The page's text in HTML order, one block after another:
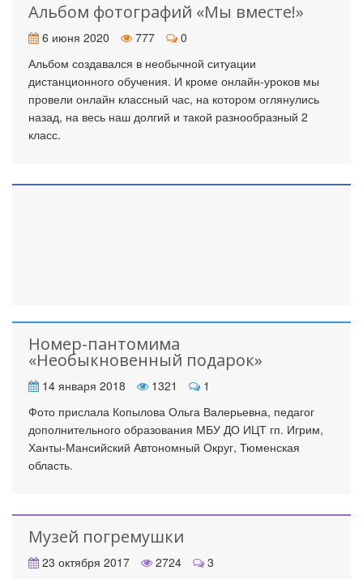
Альбом фотографий «Мы вместе!»
6 июня 2020 777
0
Альбом создавался в необычной ситуации
дистанционного обучения. И кроме онлайн-уроков мы
провели онлайн классный час, на котором оглянулись
назад, на весь наш долгий и такой разнообразный 2
класс.
Номер-пантомима
«Необыкновенный подарок»
14 января 2018 1321
1
Фото прислала Копылова Ольга Валерьевна, педагог
дополнительного образования МБУ ДО ИЦТ гп. Игрим,
Ханты-Мансийский Автономный Округ, Тюменская
область.
Музей погремушки
23 октября 2017 2724 3